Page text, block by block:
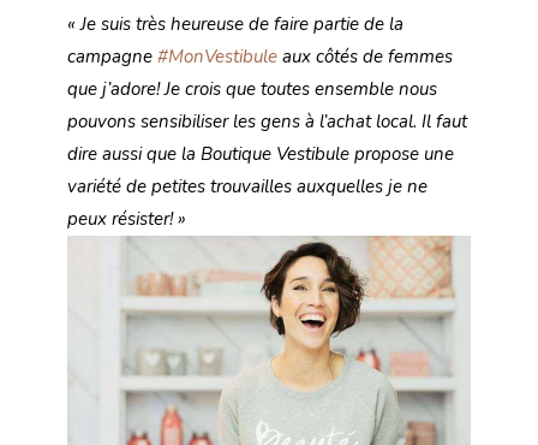
« Je suis très heureuse de faire partie de la
campagne #MonVestibule aux côtés de femmes
que j’adore! Je crois que toutes ensemble nous
pouvons sensibiliser les gens à l’achat local. Il faut
dire aussi que la Boutique Vestibule propose une
variété de petites trouvailles auxquelles je ne
peux résister! »